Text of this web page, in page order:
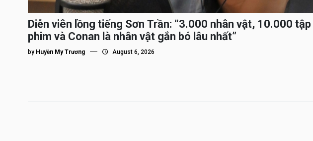
Diễn viên lồng tiếng Sơn Trần: “3.000 nhân vật, 10.000 tập
phim và Conan là nhân vật gắn bó lâu nhất”
by Huyền My Trương August 6, 2026